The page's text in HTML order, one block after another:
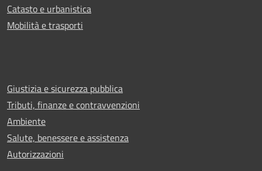
Catasto e urbanistica
Mobilità e trasporti
Giustizia e sicurezza pubblica
Tributi, finanze e contravvenzioni
Ambiente
Salute, benessere e assistenza
Autorizzazioni